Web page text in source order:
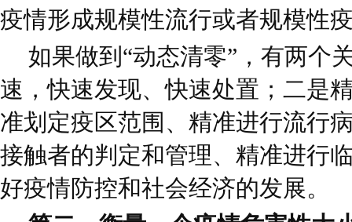
疫情形成规模性流行或者规模性
如果做到“动态清零”，有两个
速，快速发现、快速处置；二是
准划定疫区范围、精准进行流行
接触者的判定和管理、精准进行
好疫情防控和社会经济的发展。